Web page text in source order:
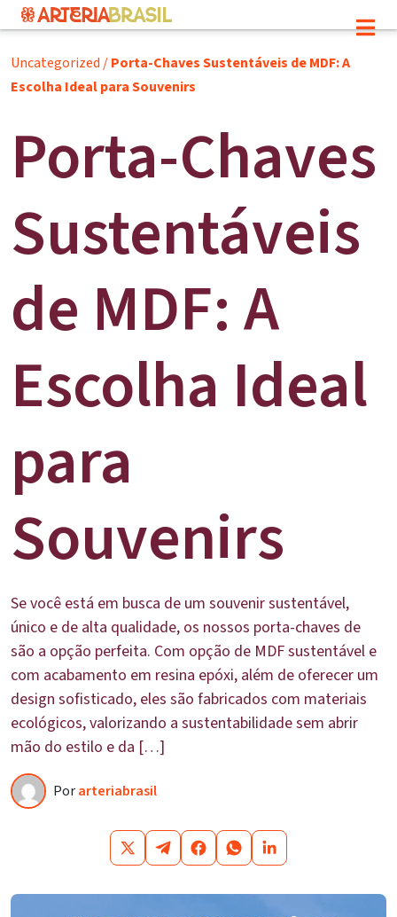
Uncategorized /Porta-Chaves Sustentáveis de MDF: A
Escolha Ideal para Souvenirs
Porta-Chaves
Sustentáveis
de MDF: A
Escolha Ideal
para
Souvenirs
Se você está em busca de um souvenir sustentável,
único e de alta qualidade, os nossos porta-chaves de
são a opção perfeita. Com opção de MDF sustentável e
com acabamento em resina epóxi, além de oferecer um
design sofisticado, eles são fabricados com materiais
ecológicos, valorizando a sustentabilidade sem abrir
mão do estilo e da […]
Porarteriabrasil